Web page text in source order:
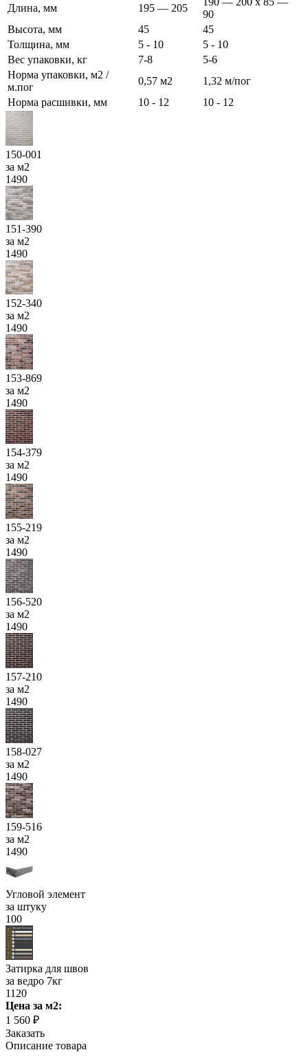
Длина, мм 195 — 205
90
Высота, мм
45
45
Толщина, мм
5 - 10
5 - 10
Вес упаковки, кг
7-8
5-6
Норма упаковки, м2 /
м.пог
0,57 м2
1,32 м/пог
Норма расшивки, мм
10 - 12 10 - 12
150-001
за м2
1490
151-390
за м2
1490
152-340
за м2
1490
153-869
за м2
1490
154-379
за м2
1490
155-219
за м2
1490
156-520
за м2
1490
157-210
за м2
1490
158-027
за м2
1490
159-516
за м2
1490
Угловой элемент
за штуку
100
Затирка для швов
за ведро 7кг
1120
Цена за м2:
1 560 ₽
Заказать
Описание товара